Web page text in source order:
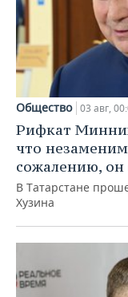
Общество 03 авг,
Рифкат
что
сожалению,
В Татарстане
Хузина